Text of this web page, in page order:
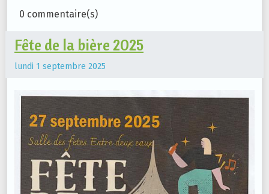
0 commentaire(s)
Fête de la bière 2025
lundi 1 septembre 2025